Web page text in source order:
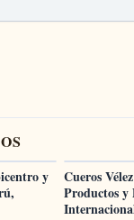
y
Cueros
Productos y